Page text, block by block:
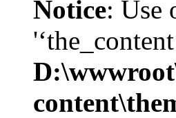
Notice: Use